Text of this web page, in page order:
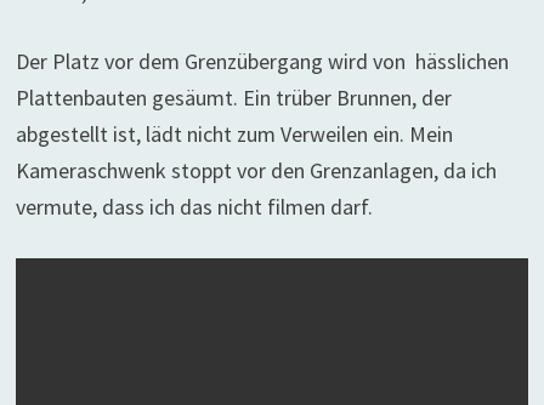
Der Platz vor dem Grenzübergang wird von hässlichen
Plattenbauten gesäumt. Ein trüber Brunnen, der
abgestellt ist, lädt nicht zum Verweilen ein. Mein
Kameraschwenk stoppt vor den Grenzanlagen, da ich
vermute, dass ich das nicht filmen darf.